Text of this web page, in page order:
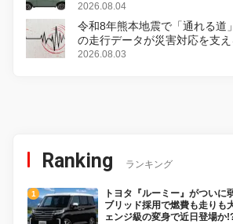
2026.08.04
令和8年熊本地震で「通れる道
の走行データが災害対応を支え
2026.08.03
Ranking ランキング
トヨタ『ルーミー』がついに
ブリッド採用で燃費も走りも
ェンジ級の変身で近日登場か